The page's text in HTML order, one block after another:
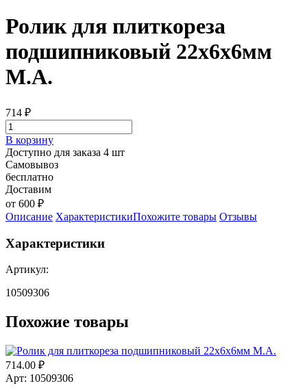
Ролик для плиткореза
подшипниковый 22х6х6мм
М.А.
714 ₽
В корзину
Доступно для заказа 4 шт
Самовывоз
бесплатно
Доставим
от 600 ₽
Описание ХарактеристикиПохожите товары Отзывы
Характеристики
Артикул:
10509306
Похожие товары
714.00 ₽
Арт: 10509306